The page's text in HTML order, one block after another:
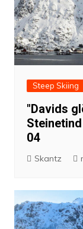
Steep Skiing
"Davids
04
Skantz